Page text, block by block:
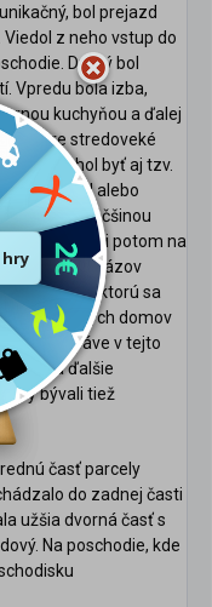
bol prejazd
z neho vstup do
Druhý bol
Vpredu bola izba,
kuchyňou a ďalej
pre stredoveké
mohol byť aj tzv.
obchod alebo
boli väčšinou
domu boli potom na
činnosti. Názov
miera, na ktorú sa
meštianskych domov
robilo práve v tejto
a ďalšie
bývali tiež
časť parcely
do zadnej časti
užšia dvorná časť s
Na poschodie, kde